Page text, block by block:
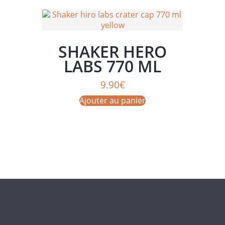
SHAKER HERO
LABS 770 ML
JAUNE
9.90€
Ajouter au panier